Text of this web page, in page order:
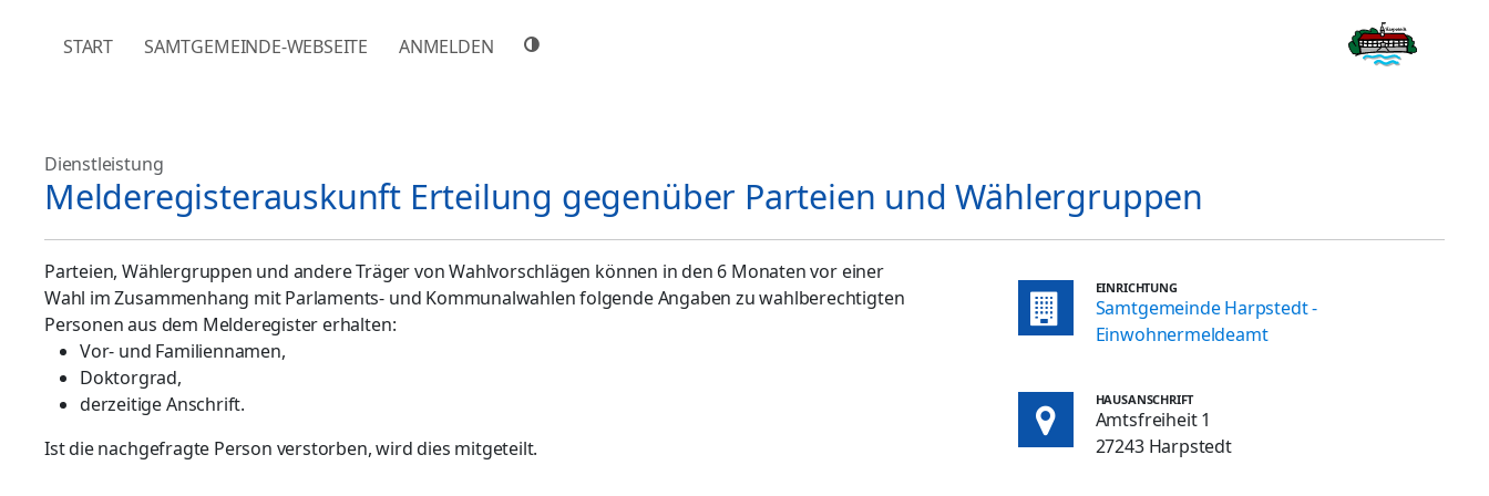
NAVIGATION ÜBERSPRINGEN
START SAMTGEMEINDE-WEBSEITE ANMELDEN
Dienstleistung
Melderegisterauskunft Erteilung gegenüber Parteien und Wählergruppen
Parteien, Wählergruppen und andere Träger von Wahlvorschlägen können in den 6 Monaten vor einer
Wahl im Zusammenhang mit Parlaments- und Kommunalwahlen folgende Angaben zu wahlberechtigten
Personen aus dem Melderegister erhalten:
Vor- und Familiennamen,
Doktorgrad,
derzeitige Anschrift.
Ist die nachgefragte Person verstorben, wird dies mitgeteilt.
EINRICHTUNG
Samtgemeinde Harpstedt -
Einwohnermeldeamt
HAUSANSCHRIFT
Amtsfreiheit 1
27243 Harpstedt